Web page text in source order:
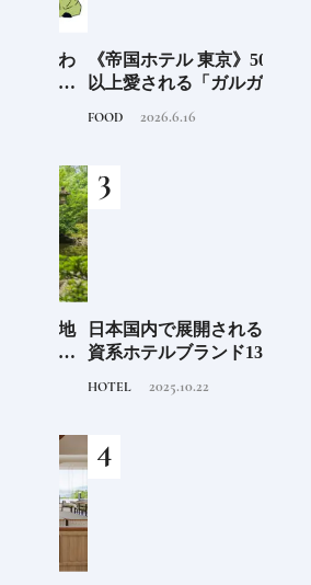
いわ
主
聖地
神社
裏に
《帝国ホテル 東京》50年
以上愛される「ガルガン
FOOD 2026.6.16
日本国内で展開される外
資系ホテルブランド13選
テルステイを満喫｜ホテ
HOTEL 2025.10.22